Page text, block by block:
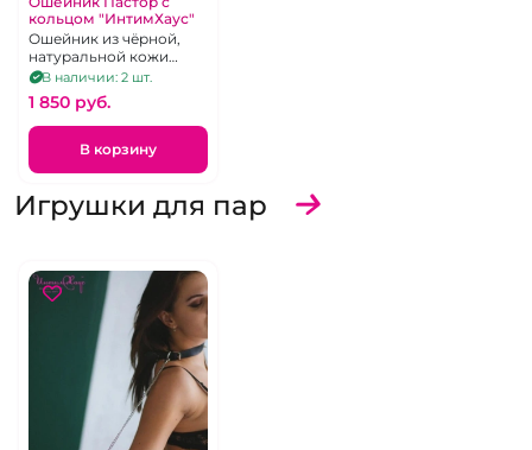
кольцом "ИнтимХаус"
Ошейник из чёрной,
натуральной кожи
хромового дубления с
металлической
фурнитурой.
В наличии: 2 шт.
1 850 pуб.
В корзину
Игрушки для пар